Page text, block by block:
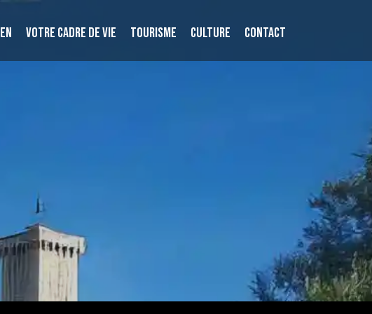
VOTRE CADRE DE VIE TOURISME CULTURE CONTACT